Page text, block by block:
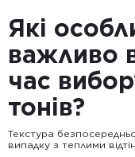
Які
важливо
час
тонів?
Текстура
випадку з теплими